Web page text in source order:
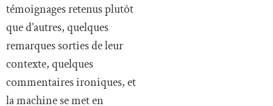
témoignages retenus plutôt
que d’autres, quelques
remarques sorties de leur
contexte, quelques
commentaires ironiques, et
la machine se met en